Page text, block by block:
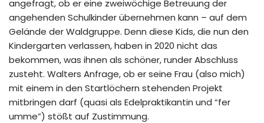
angefragt, ob er eine zweiwöchige Betreuung der
angehenden Schulkinder übernehmen kann – auf dem
Gelände der Waldgruppe. Denn diese Kids, die nun den
Kindergarten verlassen, haben in 2020 nicht das
bekommen, was ihnen als schöner, runder Abschluss
zusteht. Walters Anfrage, ob er seine Frau (also mich)
mit einem in den Startlöchern stehenden Projekt
mitbringen darf (quasi als Edelpraktikantin und “fer
umme”) stößt auf Zustimmung.